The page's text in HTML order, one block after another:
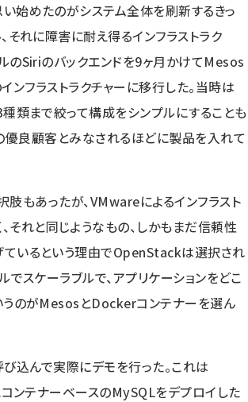
始めたのがシステム全体を刷新するきっ
それに障害に耐え得るインフラストラク
のSiriのバックエンドを9ヶ月かけてMesos
フラストラクチャーに移行した。当時は
類まで絞って構成をシンプルにすることも
良顧客とみなされるほどに製品を入れて
もあったが、VMwareによるインフラスト
それと同じようなもの、しかもまだ信頼性
いるという理由でOpenStackは選択され
でスケーラブルで、アプリケーションをどこ
うのがMesosとDockerコンテナーを選ん
込んで実際にデモを行った。これは
ンテナーベースのMySQLをデプロイした